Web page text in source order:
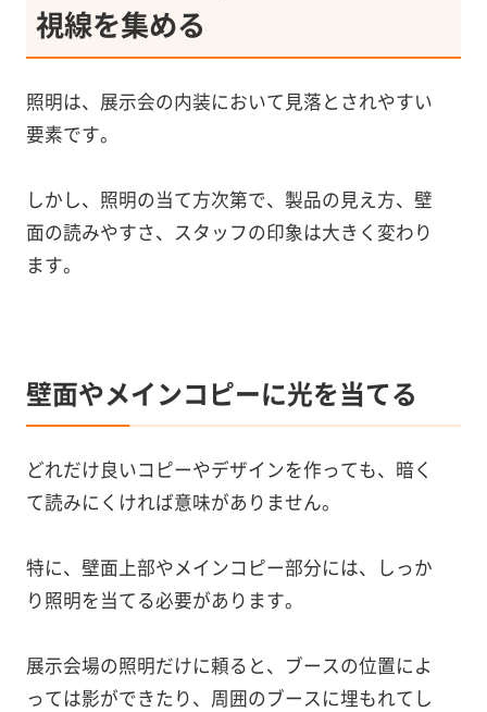
視線を集める
照明は、展示会の内装において見落とされやすい
要素です。
しかし、照明の当て方次第で、製品の見え方、壁
面の読みやすさ、スタッフの印象は大きく変わり
ます。
壁面やメインコピーに光を当てる
どれだけ良いコピーやデザインを作っても、暗く
て読みにくければ意味がありません。
特に、壁面上部やメインコピー部分には、しっか
り照明を当てる必要があります。
展示会場の照明だけに頼ると、ブースの位置によ
っては影ができたり、周囲のブースに埋もれてし